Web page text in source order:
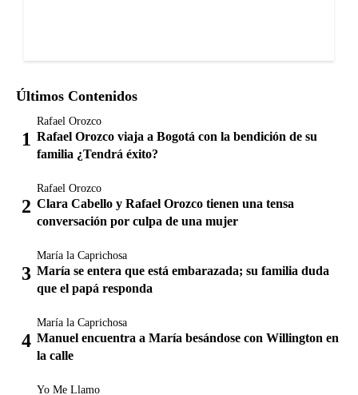
Últimos Contenidos
Rafael Orozco
Rafael Orozco viaja a Bogotá con la bendición de su
familia ¿Tendrá éxito?
Rafael Orozco
Clara Cabello y Rafael Orozco tienen una tensa
conversación por culpa de una mujer
María la Caprichosa
María se entera que está embarazada; su familia duda
que el papá responda
María la Caprichosa
Manuel encuentra a María besándose con Willington en
la calle
Yo Me Llamo